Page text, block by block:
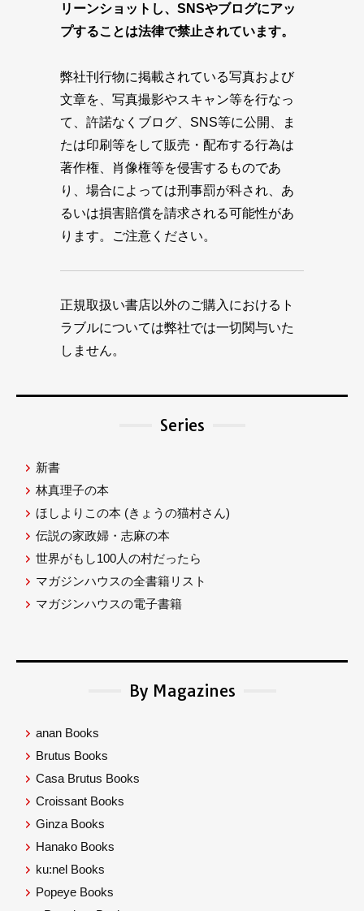
リーンショットし、SNSやブログにアッ
プすることは法律で禁止されています。
弊社刊行物に掲載されている写真および
文章を、写真撮影やスキャン等を行なっ
て、許諾なくブログ、SNS等に公開、ま
たは印刷等をして販売・配布する行為は
著作権、肖像権等を侵害するものであ
り、場合によっては刑事罰が科され、あ
るいは損害賠償を請求される可能性があ
ります。ご注意ください。
正規取扱い書店以外のご購入におけるト
ラブルについては弊社では一切関与いた
しません。
Series
新書
林真理子の本
ほしよりこの本 (きょうの猫村さん)
伝説の家政婦・志麻の本
世界がもし100人の村だったら
マガジンハウスの全書籍リスト
マガジンハウスの電子書籍
By Magazines
anan Books
Brutus Books
Casa Brutus Books
Croissant Books
Ginza Books
Hanako Books
ku:nel Books
Popeye Books